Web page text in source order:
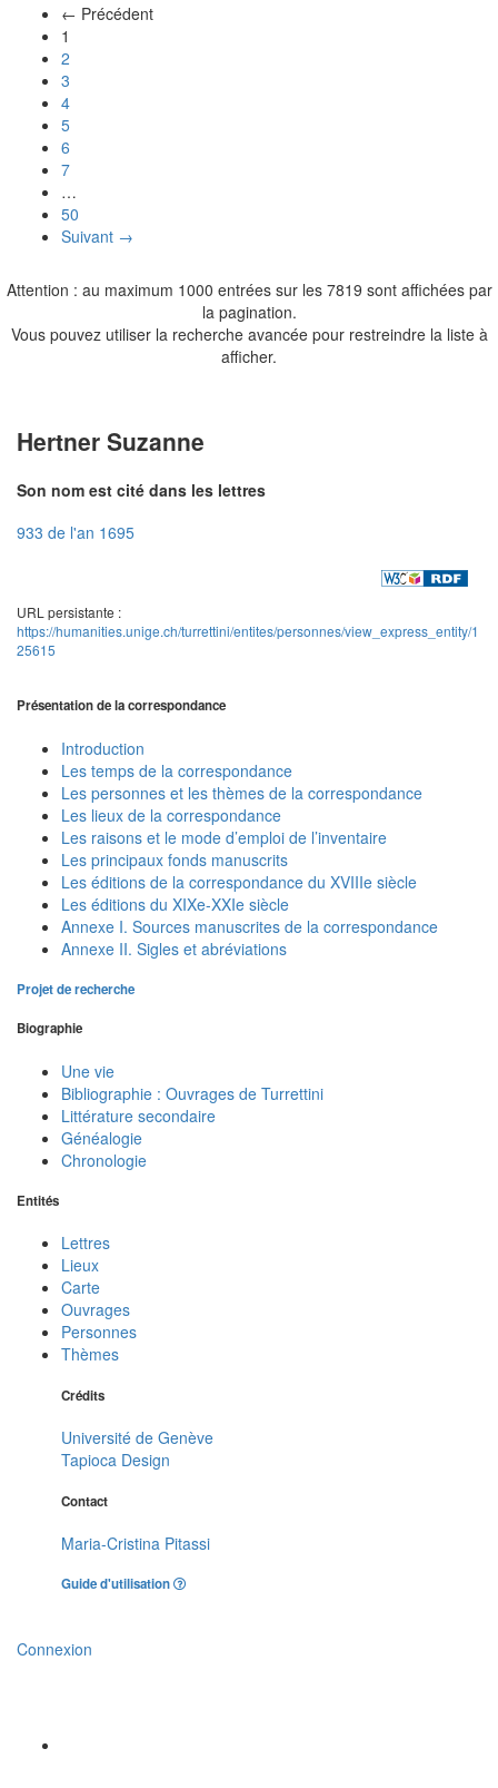
← Précédent
1
2
3
4
5
6
7
…
50
Suivant →
Attention : au maximum 1000 entrées sur les 7819 sont affichées par
la pagination.
Vous pouvez utiliser la recherche avancée pour restreindre la liste à
afficher.
Hertner Suzanne
Son nom est cité dans les lettres
933 de l'an 1695
URL persistante :
https://humanities.unige.ch/turrettini/entites/personnes/view_express_entity/1
25615
Présentation de la correspondance
Introduction
Les temps de la correspondance
Les personnes et les thèmes de la correspondance
Les lieux de la correspondance
Les raisons et le mode d’emploi de l’inventaire
Les principaux fonds manuscrits
Les éditions de la correspondance du XVIIIe siècle
Les éditions du XIXe-XXIe siècle
Annexe I. Sources manuscrites de la correspondance
Annexe II. Sigles et abréviations
Projet de recherche
Biographie
Une vie
Bibliographie : Ouvrages de Turrettini
Littérature secondaire
Généalogie
Chronologie
Entités
Lettres
Lieux
Carte
Ouvrages
Personnes
Thèmes
Crédits
Université de Genève
Tapioca Design
Contact
Maria-Cristina Pitassi
Guide d'utilisation
Connexion